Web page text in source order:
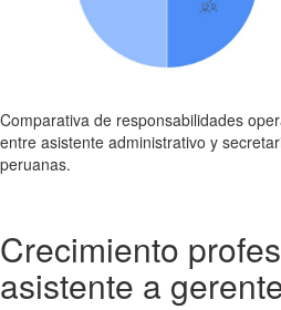
Comparativa de responsabilidades
entre asistente administrativo y
peruanas.
Crecimiento
asistente a